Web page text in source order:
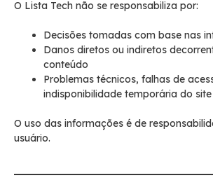
O Lista Tech não se responsabiliza por:
Decisões tomadas com base nas
Danos diretos ou indiretos
conteúdo
Problemas técnicos, falhas de
indisponibilidade temporária do site
O uso das informações é de
usuário.